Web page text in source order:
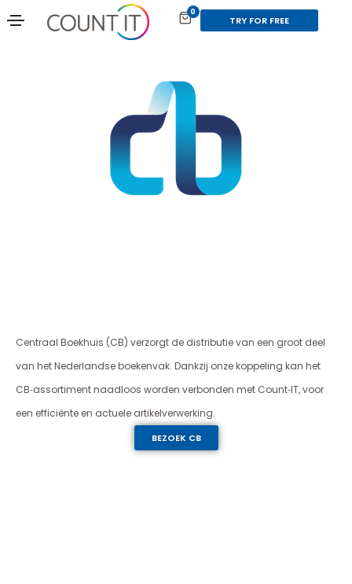
0
TRY FOR FREE
BEZOEK CB
Centraal Boekhuis (CB) verzorgt de distributie van een groot deel
van het Nederlandse boekenvak. Dankzij onze koppeling kan het
CB‑assortiment naadloos worden verbonden met Count‑IT, voor
een efficiënte en actuele artikelverwerking.